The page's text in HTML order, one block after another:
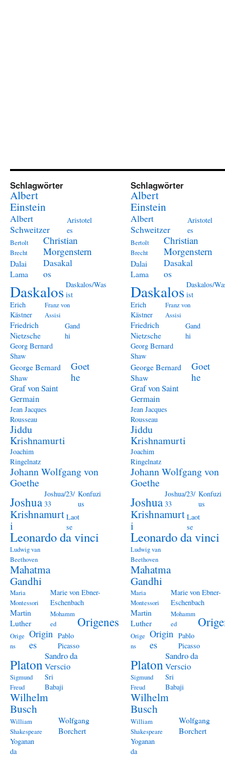
Schlagwörter
Albert
Einstein
Albert
Schweitzer
Aristotel
es
Bertolt
Brecht
Christian
Morgenstern
Dalai
Lama
Dasakal
os
Daskalos Daskalos/Was
ist
Erich
Kästner
Franz von
Assisi
Friedrich
Nietzsche
Gand
hi
Georg Bernard
Shaw
George Bernard
Shaw
Goet
he
Graf von Saint
Germain
Jean Jacques
Rousseau
Jiddu
Krishnamurti
Joachim
Ringelnatz
Johann Wolfgang von
Goethe
Joshua
Joshua/23/
33
Konfuzi
us
Krishnamurt
i
Laot
se
Leonardo da vinci
Ludwig van
Beethoven
Mahatma
Gandhi
Maria
Montessori
Marie von Ebner-
Eschenbach
Martin
Luther
Mohamm
ed
Origenes
Orige
ns
Origin
es
Pablo
Picasso
Platon
Sandro da
Verscio
Sigmund
Freud
Sri
Babaji
Wilhelm
Busch
William
Shakespeare
Wolfgang
Borchert
Yoganan
da
Schlagwörter
Albert
Einstein
Albert
Schweitzer
Aristotel
es
Bertolt
Brecht
Christian
Morgenstern
Dalai
Lama
Dasakal
os
Daskalos Daskalos/
ist
Erich
Kästner
Franz von
Assisi
Friedrich
Nietzsche
Gand
hi
Georg Bernard
Shaw
George Bernard
Shaw
Goet
he
Graf von Saint
Germain
Jean Jacques
Rousseau
Jiddu
Krishnamurti
Joachim
Ringelnatz
Johann Wolfgang von
Goethe
Joshua
Joshua/23/
33
Konfuzi
us
Krishnamurt
i
Laot
se
Leonardo da vinci
Ludwig van
Beethoven
Mahatma
Gandhi
Maria
Montessori
Marie von Ebner-
Eschenbach
Martin
Luther
Mohamm
ed
Orige
ns
Origin
es
Pablo
Picasso
Platon
Sandro da
Verscio
Sigmund
Freud
Sri
Babaji
Wilhelm
Busch
William
Shakespeare
Wolfgang
Borchert
Yoganan
da